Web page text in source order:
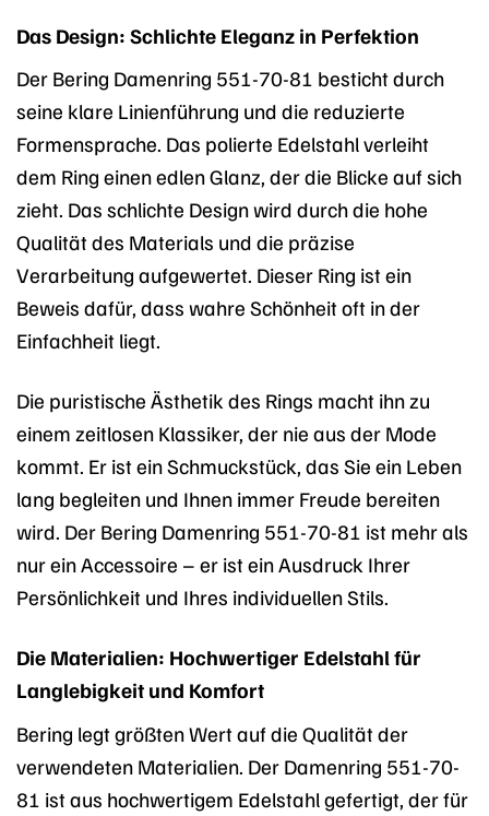
Das Design: Schlichte Eleganz in Perfektion
Der Bering Damenring 551-70-81 besticht durch
seine klare Linienführung und die reduzierte
Formensprache. Das polierte Edelstahl verleiht
dem Ring einen edlen Glanz, der die Blicke auf sich
zieht. Das schlichte Design wird durch die hohe
Qualität des Materials und die präzise
Verarbeitung aufgewertet. Dieser Ring ist ein
Beweis dafür, dass wahre Schönheit oft in der
Einfachheit liegt.
Die puristische Ästhetik des Rings macht ihn zu
einem zeitlosen Klassiker, der nie aus der Mode
kommt. Er ist ein Schmuckstück, das Sie ein Leben
lang begleiten und Ihnen immer Freude bereiten
wird. Der Bering Damenring 551-70-81 ist mehr als
nur ein Accessoire – er ist ein Ausdruck Ihrer
Persönlichkeit und Ihres individuellen Stils.
Die Materialien: Hochwertiger Edelstahl für
Langlebigkeit und Komfort
Bering legt größten Wert auf die Qualität der
verwendeten Materialien. Der Damenring 551-70-
81 ist aus hochwertigem Edelstahl gefertigt, der für